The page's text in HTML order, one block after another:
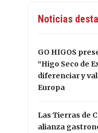
Noticias
GO HIGOS
“Higo Seco de
diferenciar y
Europa
Las Tierras de
alianza